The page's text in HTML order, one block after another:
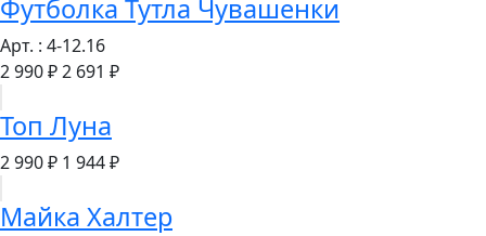
Футболка Тутла Чувашенки
Арт. : 4-12.16
2 990 ₽2 691 ₽
Топ Луна
2 990 ₽ 1 944 ₽
Майка Халтер